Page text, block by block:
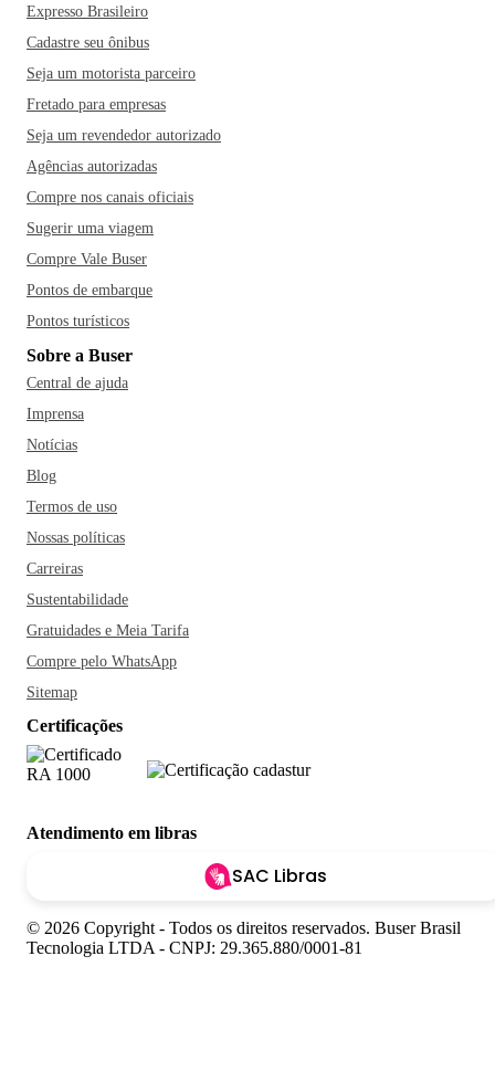
Expresso Brasileiro
Cadastre seu ônibus
Seja um motorista parceiro
Fretado para empresas
Seja um revendedor autorizado
Agências autorizadas
Compre nos canais oficiais
Sugerir uma viagem
Compre Vale Buser
Pontos de embarque
Pontos turísticos
Sobre a Buser
Central de ajuda
Imprensa
Notícias
Blog
Termos de uso
Nossas políticas
Carreiras
Sustentabilidade
Gratuidades e Meia Tarifa
Compre pelo WhatsApp
Sitemap
Certificações
Atendimento em libras
SAC Libras
© 2026 Copyright - Todos os direitos reservados. Buser Brasil
Tecnologia LTDA - CNPJ: 29.365.880/0001-81